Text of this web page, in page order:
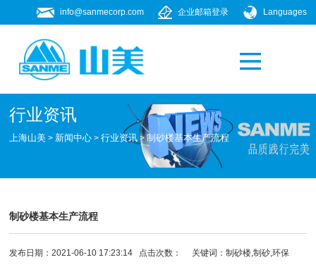
Languages
企业邮箱登录
info@sanmecorp.com
行业资讯
上海山美 > 新闻中心 >行业资讯 >制砂楼基本生产流程
制砂楼基本生产流程
发布日期：2021-06-10 17:23:14 点击次数： 关键词：制砂楼 ,制砂,环保